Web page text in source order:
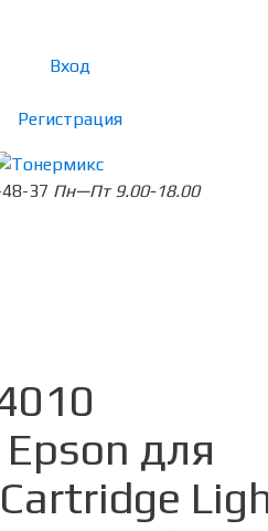
Вход
Регистрация
37 Пн—Пт 9.00-18.00
для